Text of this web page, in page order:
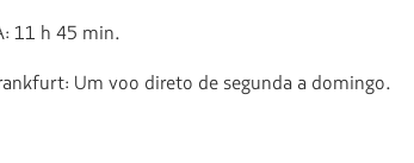
11 h 45 min.
Um voo direto de segunda a domingo.